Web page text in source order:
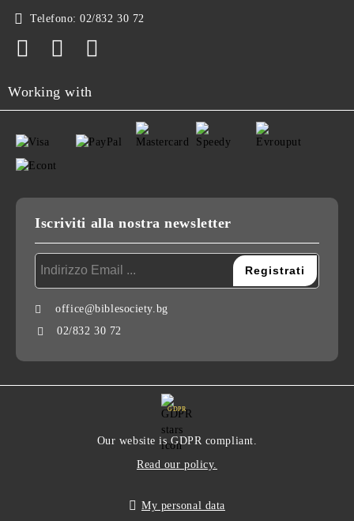
Telefono: 02/832 30 72
Working with
Iscriviti alla nostra newsletter
office@biblesociety.bg
02/832 30 72
GDPR
Our website is GDPR compliant.
Read our policy.
My personal data